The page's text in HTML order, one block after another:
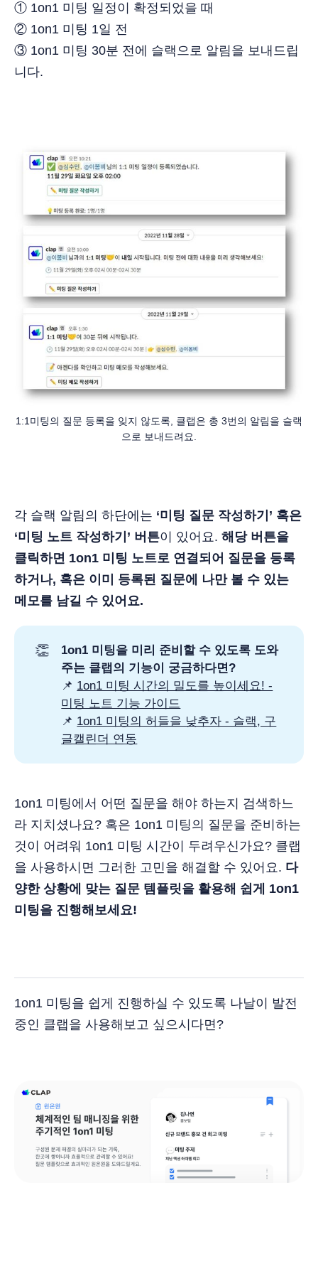
① 1on1 미팅 일정이 확정되었을 때
② 1on1 미팅 1일 전
③ 1on1 미팅 30분 전에 슬랙으로 알림을 보내드립
니다.
1:1미팅의 질문 등록을 잊지 않도록, 클랩은 총 3번의 알림을 슬랙
으로 보내드려요.
각 슬랙 알림의 하단에는 ‘미팅 질문 작성하기’ 혹은
‘미팅 노트 작성하기’ 버튼이 있어요. 해당 버튼을
클릭하면 1on1 미팅 노트로 연결되어 질문을 등록
하거나, 혹은 이미 등록된 질문에 나만 볼 수 있는
메모를 남길 수 있어요.
👏
1on1 미팅을 미리 준비할 수 있도록 도와
주는 클랩의 기능이 궁금하다면?
📌 1on1 미팅 시간의 밀도를 높이세요! -
미팅 노트 기능 가이드
📌 1on1 미팅의 허들을 낮추자 - 슬랙, 구
글캘린더 연동
1on1 미팅에서 어떤 질문을 해야 하는지 검색하느
라 지치셨나요? 혹은 1on1 미팅의 질문을 준비하는
것이 어려워 1on1 미팅 시간이 두려우신가요? 클랩
을 사용하시면 그러한 고민을 해결할 수 있어요. 다
양한 상황에 맞는 질문 템플릿을 활용해 쉽게 1on1
미팅을 진행해보세요!
1on1 미팅을 쉽게 진행하실 수 있도록 나날이 발전
중인 클랩을 사용해보고 싶으시다면?